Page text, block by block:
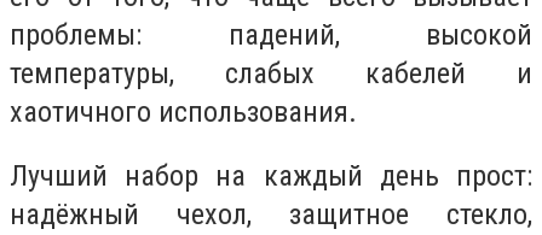
проблемы: падений, высокой
температуры, слабых кабелей и
хаотичного использования.
Лучший набор на каждый день прост:
надёжный чехол, защитное стекло,